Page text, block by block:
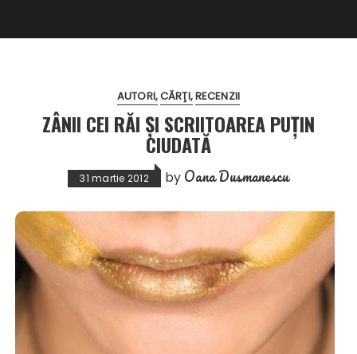
AUTORI CĂRŢI RECENZII
ZÂNII CEI RĂI ŞI SCRIITOAREA PUŢIN
CIUDATĂ
31 martie 2012 by Oana Dusmanescu